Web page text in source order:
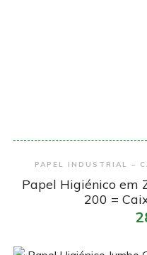
PAPEL INDUSTRIAL –
Papel Higiénico em
200 =